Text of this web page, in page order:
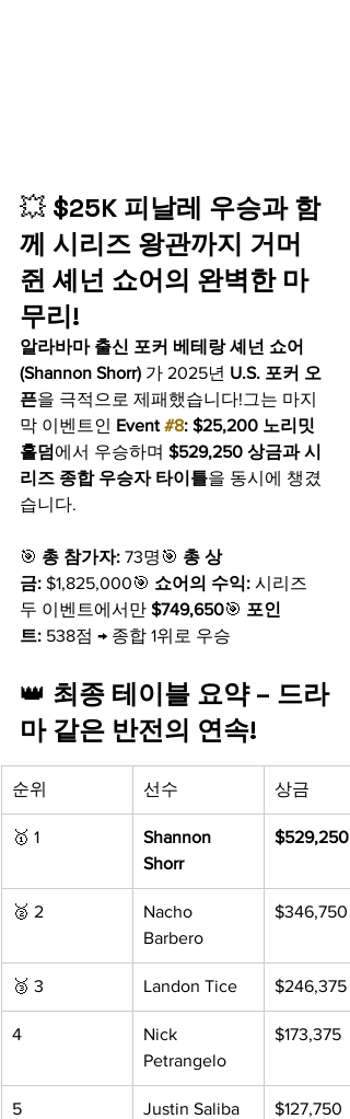
💥 $25K 피날레 우승과 함
께 시리즈 왕관까지 거머
쥔 셰넌 쇼어의 완벽한 마
무리!
알라바마 출신 포커 베테랑 셰넌 쇼어
(Shannon Shorr) 가 2025년 U.S. 포커 오
픈을 극적으로 제패했습니다!그는 마지
막 이벤트인 Event #8: $25,200 노리밋
홀덤에서 우승하며 $529,250 상금과 시
리즈 종합 우승자 타이틀을 동시에 챙겼
습니다.
🎯 총 참가자: 73명🎯 총 상
금: $1,825,000🎯 쇼어의 수익: 시리즈
두 이벤트에서만 $749,650🎯 포인
트: 538점 → 종합 1위로 우승
👑 최종 테이블 요약 – 드라
마 같은 반전의 연속!
순위 선수 상금
🥇 1
Shannon
Shorr
$529,250
🥈 2
Nacho
Barbero
$346,750
🥉 3 Landon Tice $246,375
4
Nick
Petrangelo
$173,375
5 Justin Saliba $127,750